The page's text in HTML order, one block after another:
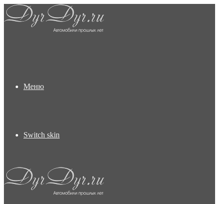
Меню
Switch skin